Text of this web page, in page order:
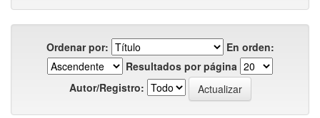
Ordenar por:
En orden:
Resultados por página
Autor/Registro: